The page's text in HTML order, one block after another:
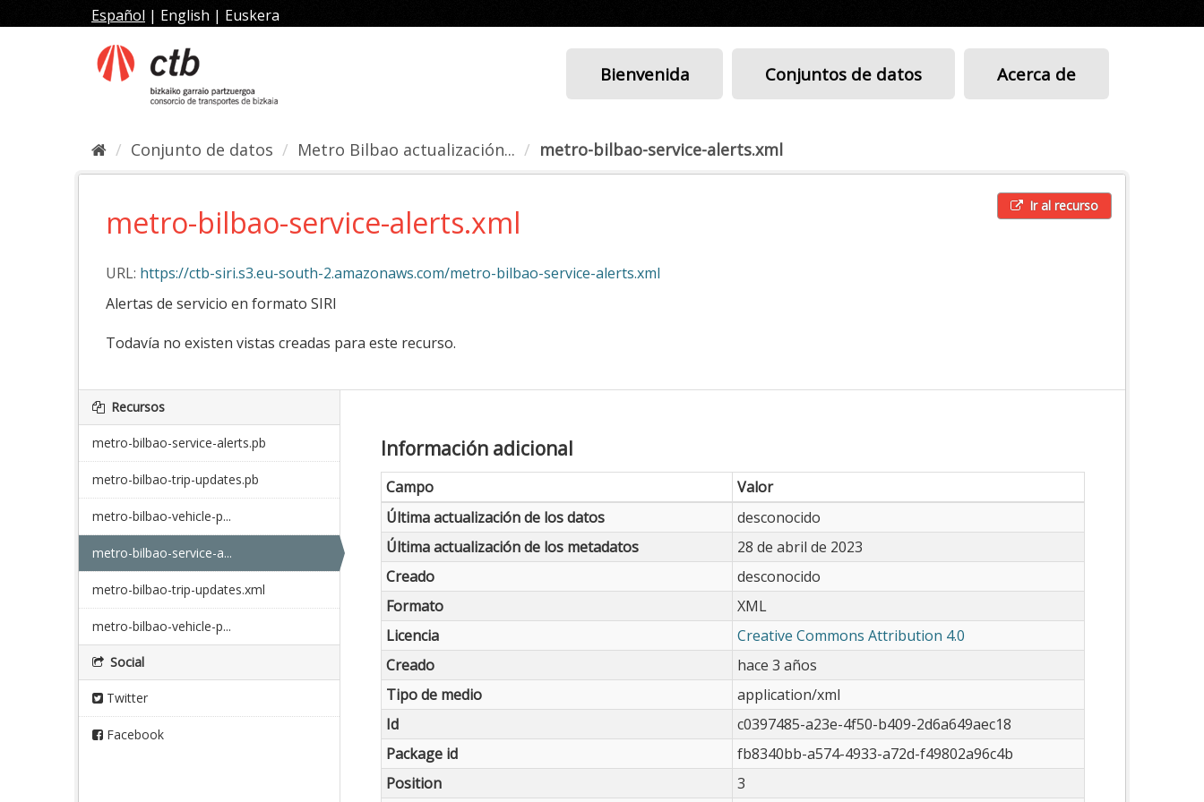
al
Español | English | Euskera
Bienvenida Conjuntos de datos Acerca de
Conjunto de datos Metro Bilbao actualización... metro-bilbao-service-alerts.xml
Ir al recurso
metro-bilbao-service-alerts.xml
URL: https://ctb-siri.s3.eu-south-2.amazonaws.com/metro-bilbao-service-alerts.xml
Alertas de servicio en formato SIRI
Todavía no existen vistas creadas para este recurso.
Recursos
metro-bilbao-service-alerts.pb
metro-bilbao-trip-updates.pb
metro-bilbao-vehicle-p...
metro-bilbao-service-a...
metro-bilbao-trip-updates.xml
metro-bilbao-vehicle-p...
Social
Twitter
Facebook
Información adicional
Campo
Valor
Última actualización de los datos
desconocido
Última actualización de los metadatos
28 de abril de 2023
Creado
desconocido
Formato
XML
Licencia
Creative Commons Attribution 4.0
Creado
hace 3 años
Tipo de medio
application/xml
Id
c0397485-a23e-4f50-b409-2d6a649aec18
Package id
fb8340bb-a574-4933-a72d-f49802a96c4b
Position
3